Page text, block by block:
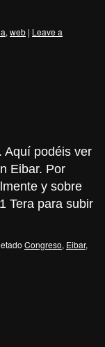
, web | Leave a
Aquí podéis ver
Eibar. Por
y sobre
Tera para subir
Congreso, Eibar,